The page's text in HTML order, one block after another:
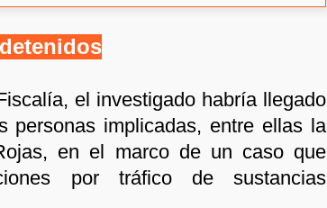
el investigado habría llegado
personas implicadas, entre ellas la
en el marco de un caso que
por tráfico de sustancias